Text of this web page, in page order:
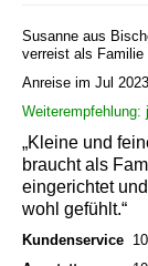
Susanne aus
verreist als Familie
Anreise im Jul 2023
Weiterempfehlung:
„Kleine und
braucht als
eingerichtet
wohl gefühlt.“
Kundenservice